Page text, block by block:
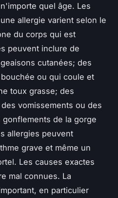
quel âge. Les
allergie varient selon le
du corps qui est
peuvent inclure de
cutanées; des
ou qui coule et
toux grasse; des
vomissements ou des
de la gorge
allergies peuvent
grave et même un
Les causes exactes
mal connues. La
en particulier